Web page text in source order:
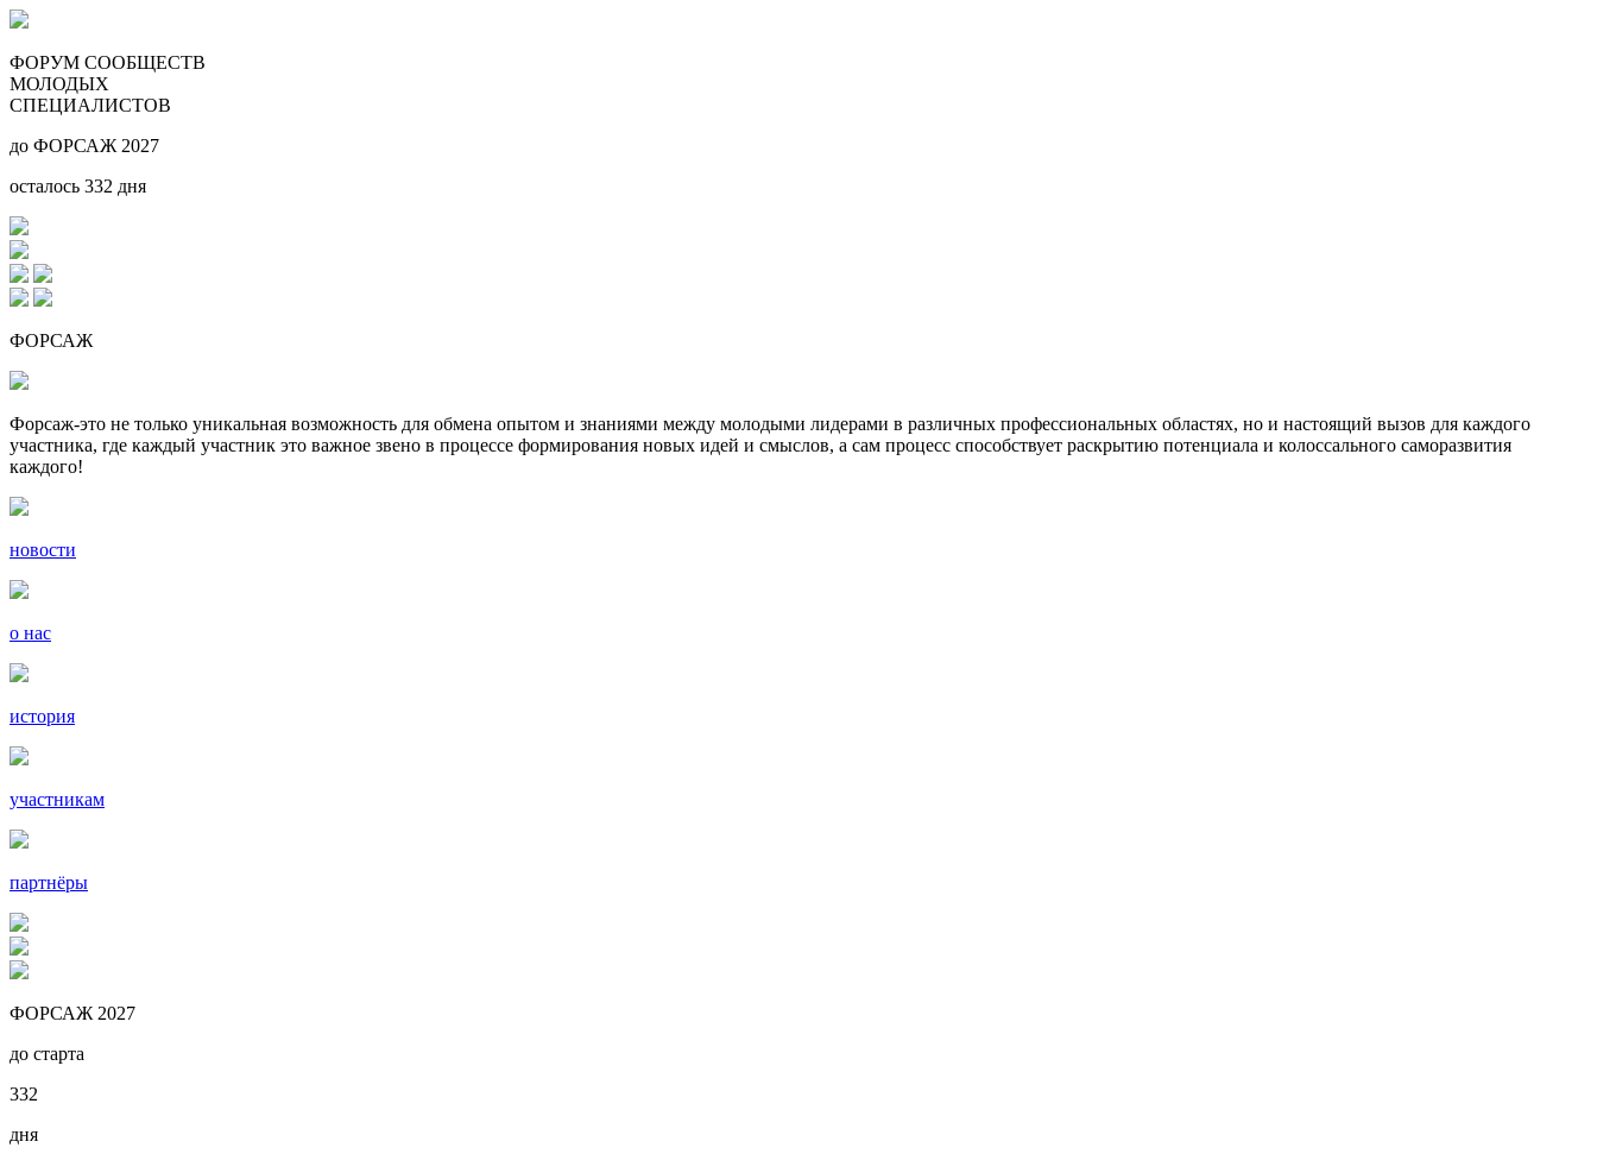
ФОРУМ СООБЩЕСТВ
МОЛОДЫХ
СПЕЦИАЛИСТОВ
до ФОРСАЖ 2027
осталось 332 дня
ФОРСАЖ
Форсаж-это не только уникальная возможность для обмена опытом и знаниями между молодыми лидерами в различных профессиональных областях, но и настоящий вызов для каждого
участника, где каждый участник это важное звено в процессе формирования новых идей и смыслов, а сам процесс способствует раскрытию потенциала и колоссального саморазвития
каждого!
новости
о нас
история
участникам
партнёры
ФОРСАЖ 2027
до старта
332
дня